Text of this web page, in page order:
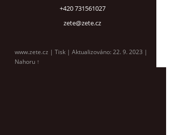
+420 731561027
zete@zete.cz
www.zete.cz | Tisk | Aktualizováno: 22. 9. 2023 |
Nahoru ↑